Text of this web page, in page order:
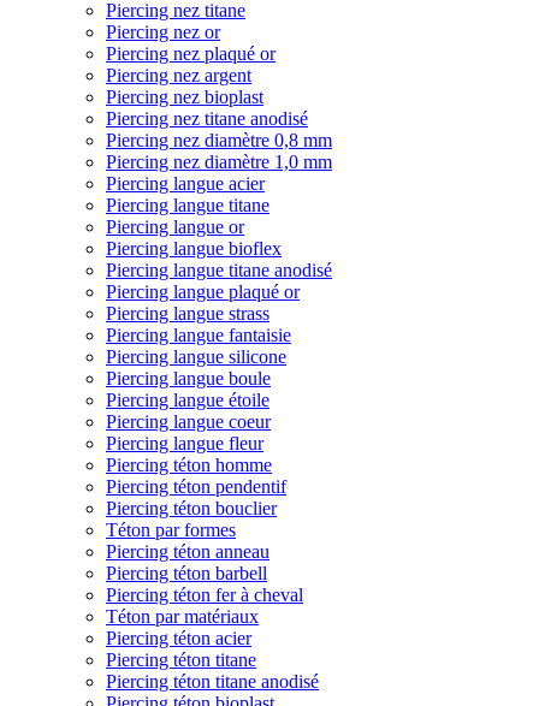
Piercing nez titane
Piercing nez or
Piercing nez plaqué or
Piercing nez argent
Piercing nez bioplast
Piercing nez titane anodisé
Piercing nez diamètre 0,8 mm
Piercing nez diamètre 1,0 mm
Piercing langue acier
Piercing langue titane
Piercing langue or
Piercing langue bioflex
Piercing langue titane anodisé
Piercing langue plaqué or
Piercing langue strass
Piercing langue fantaisie
Piercing langue silicone
Piercing langue boule
Piercing langue étoile
Piercing langue coeur
Piercing langue fleur
Piercing téton homme
Piercing téton pendentif
Piercing téton bouclier
Téton par formes
Piercing téton anneau
Piercing téton barbell
Piercing téton fer à cheval
Téton par matériaux
Piercing téton acier
Piercing téton titane
Piercing téton titane anodisé